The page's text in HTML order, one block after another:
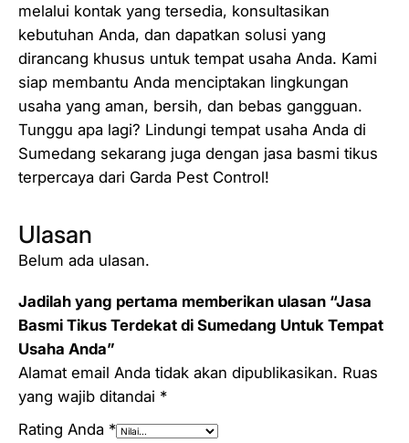
melalui kontak yang tersedia, konsultasikan
kebutuhan Anda, dan dapatkan solusi yang
dirancang khusus untuk tempat usaha Anda. Kami
siap membantu Anda menciptakan lingkungan
usaha yang aman, bersih, dan bebas gangguan.
Tunggu apa lagi? Lindungi tempat usaha Anda di
Sumedang sekarang juga dengan jasa basmi tikus
terpercaya dari Garda Pest Control!
Ulasan
Belum ada ulasan.
Jadilah yang pertama memberikan ulasan “Jasa
Basmi Tikus Terdekat di Sumedang Untuk Tempat
Usaha Anda”
Alamat email Anda tidak akan dipublikasikan. Ruas
yang wajib ditandai *
Rating Anda *